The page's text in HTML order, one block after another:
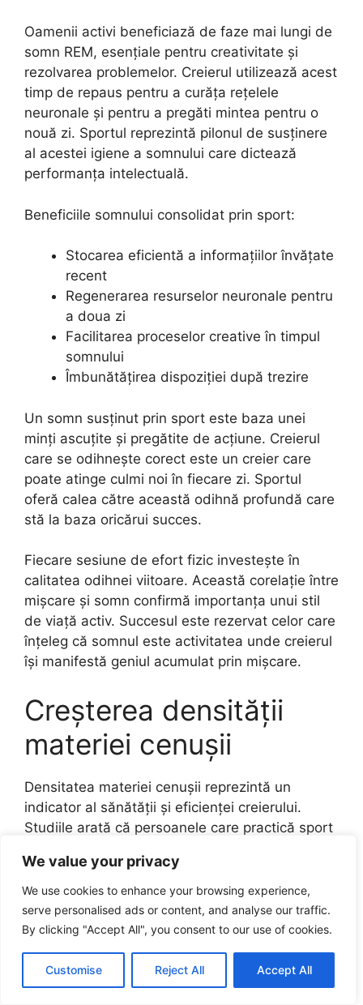
We value your privacy
We use cookies to enhance your browsing experience,
serve personalised ads or content, and analyse our traffic.
By clicking "Accept All", you consent to our use of cookies.
Customise Reject All Accept All
Oamenii activi beneficiază de faze mai lungi de
somn REM, esențiale pentru creativitate și
rezolvarea problemelor. Creierul utilizează acest
timp de repaus pentru a curăța rețelele
neuronale și pentru a pregăti mintea pentru o
nouă zi. Sportul reprezintă pilonul de susținere
al acestei igiene a somnului care dictează
performanța intelectuală.
Beneficiile somnului consolidat prin sport:
Stocarea eficientă a informațiilor învățate
recent
Regenerarea resurselor neuronale pentru
a doua zi
Facilitarea proceselor creative în timpul
somnului
Îmbunătățirea dispoziției după trezire
Un somn susținut prin sport este baza unei
minți ascuțite și pregătite de acțiune. Creierul
care se odihnește corect este un creier care
poate atinge culmi noi în fiecare zi. Sportul
oferă calea către această odihnă profundă care
stă la baza oricărui succes.
Fiecare sesiune de efort fizic investește în
calitatea odihnei viitoare. Această corelație între
mișcare și somn confirmă importanța unui stil
de viață activ. Succesul este rezervat celor care
înțeleg că somnul este activitatea unde creierul
își manifestă geniul acumulat prin mișcare.
Creșterea densității
materiei cenușii
Densitatea materiei cenușii reprezintă un
indicator al sănătății și eficienței creierului.
Studiile arată că persoanele care practică sport
cenușii în ariile motorii și cognitive. Această
structură mai bogată susține procesarea mai
rapidă a informațiilor și o mai bună execuție a
sarcinilor complexe.
Materia cenușie este formată din corpurile
neuronilor, locul unde are loc procesarea activă.